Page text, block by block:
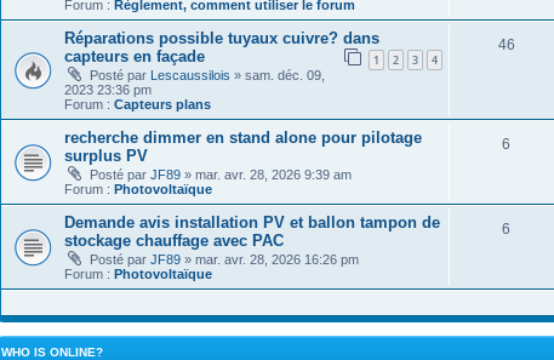
Forum : Règlement, comment utiliser le forum
Réparations possible tuyaux cuivre? dans
capteurs en façade
1 2 3 4
Posté par Lescaussilois » sam. déc. 09,
2023 23:36 pm
Forum : Capteurs plans
46
recherche dimmer en stand alone pour pilotage
surplus PV
Posté par JF89 » mar. avr. 28, 2026 9:39 am
Forum : Photovoltaïque
6
Demande avis installation PV et ballon tampon de
stockage chauffage avec PAC
Posté par JF89 » mar. avr. 28, 2026 16:26 pm
Forum : Photovoltaïque
6
WHO IS ONLINE?